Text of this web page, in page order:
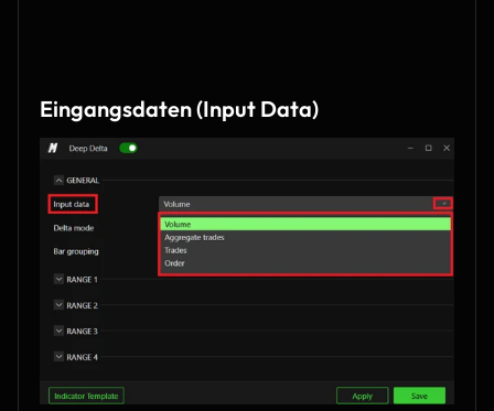
Eingangsdaten (Input Data)